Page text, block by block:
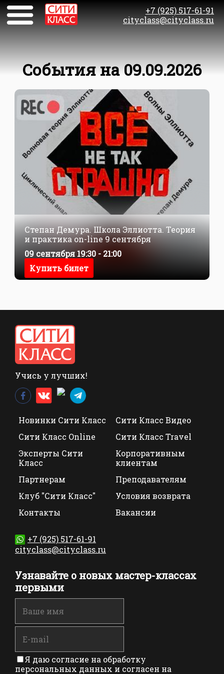
+7 (925) 517-61-91
cityclass@cityclass.ru
События на 09.09.2026
Степан Демура. Школа Эллиотта. Теория
и практика on-line 9 сентября
09 сентября 19:30 - 21:00
Купить билет
Учись у лучших!
Новинки Сити Класс
Сити Класс Видео
Сити Класс Online
Сити Класс Travel
Эксперты Сити
Класс
Корпоративным
клиентам
Партнерам
Преподавателям
Клуб "Сити Класс"
Условия возврата
Контакты
Вакансии
+7 (925) 517-61-91
cityclass@cityclass.ru
Узнавайте о новых мастер-классах
первыми
Я даю согласие на обработку
персональных данных и согласен на